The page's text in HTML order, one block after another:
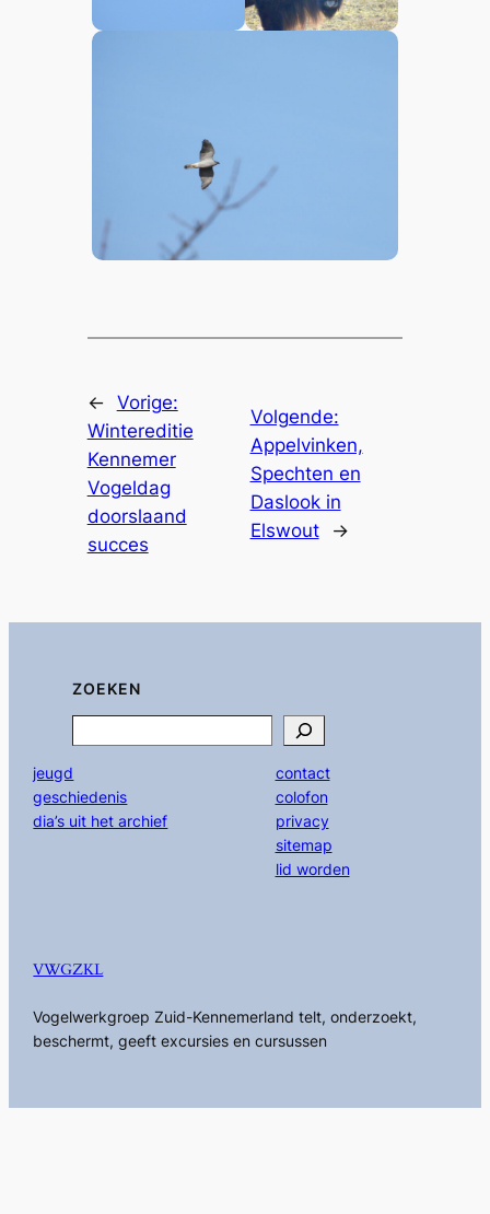
← Vorige:
Wintereditie
Kennemer
Vogeldag
doorslaand
succes
Volgende:
Appelvinken,
Spechten en
Daslook in
Elswout
→
ZOEKEN
jeugd
geschiedenis
dia’s uit het archief
contact
colofon
privacy
sitemap
lid worden
VWGZKL
Vogelwerkgroep Zuid-Kennemerland telt, onderzoekt,
beschermt, geeft excursies en cursussen